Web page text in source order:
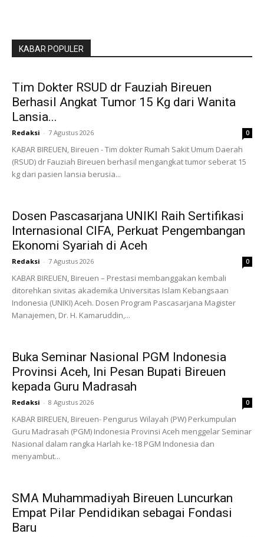
KABAR POPULER
Tim Dokter RSUD dr Fauziah Bireuen
Berhasil Angkat Tumor 15 Kg dari Wanita
Lansia...
Redaksi - 7 Agustus 2026 0
KABAR BIREUEN, Bireuen - Tim dokter Rumah Sakit Umum Daerah
(RSUD) dr Fauziah Bireuen berhasil mengangkat tumor seberat 15
kg dari pasien lansia berusia...
Dosen Pascasarjana UNIKI Raih Sertifikasi
Internasional CIFA, Perkuat Pengembangan
Ekonomi Syariah di Aceh
Redaksi - 7 Agustus 2026 0
KABAR BIREUEN, Bireuen – Prestasi membanggakan kembali
ditorehkan sivitas akademika Universitas Islam Kebangsaan
Indonesia (UNIKI) Aceh. Dosen Program Pascasarjana Magister
Manajemen, Dr. H. Kamaruddin,...
Buka Seminar Nasional PGM Indonesia
Provinsi Aceh, Ini Pesan Bupati Bireuen
kepada Guru Madrasah
Redaksi - 8 Agustus 2026 0
KABAR BIREUEN, Bireuen- Pengurus Wilayah (PW) Perkumpulan
Guru Madrasah (PGM) Indonesia Provinsi Aceh menggelar Seminar
Nasional dalam rangka Harlah ke-18 PGM Indonesia dan
menyambut...
SMA Muhammadiyah Bireuen Luncurkan
Empat Pilar Pendidikan sebagai Fondasi
Baru